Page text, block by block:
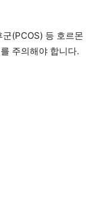
(PCOS) 등 호르몬
주의해야 합니다.